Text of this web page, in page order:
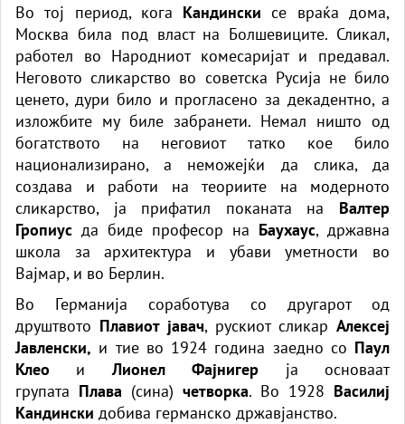
Во тој период, кога Кандински се враќа дома,
Москва била под власт на Болшевиците. Сликал,
работел во Народниот комесаријат и предавал.
Неговото сликарство во советска Русија не било
ценето, дури било и прогласено за декадентно, а
изложбите му биле забранети. Немал ништо од
богатството на неговиот татко кое било
национализирано, а неможејќи да слика, да
создава и работи на теориите на модерното
сликарство, ја прифатил поканата на Валтер
Гропиус да биде професор на Баухаус, државна
школа за архитектура и убави уметности во
Вајмар, и во Берлин.
Во Германија соработува со другарот од
друштвото Плавиот јавач, рускиот сликар Алексеј
Јавленски, и тие во 1924 година заедно со Паул
Клео и Лионел Фајнигер ја основаат
групата Плава (сина) четворка. Во 1928 Василиј
Кандински добива германско државјанство.